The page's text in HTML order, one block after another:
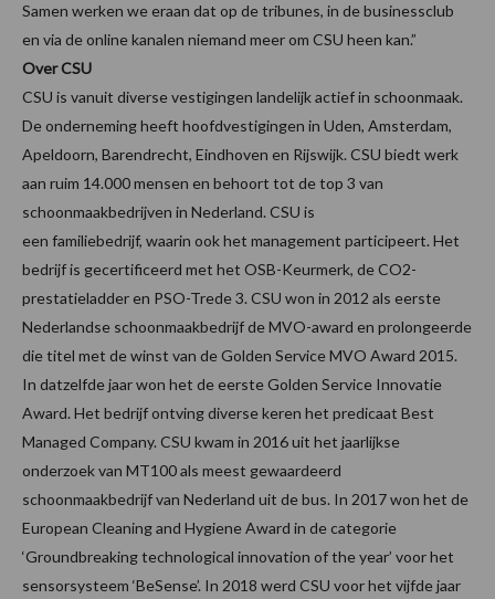
Samen werken we eraan dat op de tribunes, in de businessclub
en via de online kanalen niemand meer om CSU heen kan.”
Over CSU
CSU is vanuit diverse vestigingen landelijk actief in schoonmaak.
De onderneming heeft hoofdvestigingen in Uden, Amsterdam,
Apeldoorn, Barendrecht, Eindhoven en Rijswijk. CSU biedt werk
aan ruim 14.000 mensen en behoort tot de top 3 van
schoonmaakbedrijven in Nederland. CSU is
een familiebedrijf, waarin ook het management participeert. Het
bedrijf is gecertificeerd met het OSB-Keurmerk, de CO2-
prestatieladder en PSO-Trede 3. CSU won in 2012 als eerste
Nederlandse schoonmaakbedrijf de MVO-award en prolongeerde
die titel met de winst van de Golden Service MVO Award 2015.
In datzelfde jaar won het de eerste Golden Service Innovatie
Award. Het bedrijf ontving diverse keren het predicaat Best
Managed Company. CSU kwam in 2016 uit het jaarlijkse
onderzoek van MT100 als meest gewaardeerd
schoonmaakbedrijf van Nederland uit de bus. In 2017 won het de
European Cleaning and Hygiene Award in de categorie
‘Groundbreaking technological innovation of the year’ voor het
sensorsysteem ‘BeSense’. In 2018 werd CSU voor het vijfde jaar